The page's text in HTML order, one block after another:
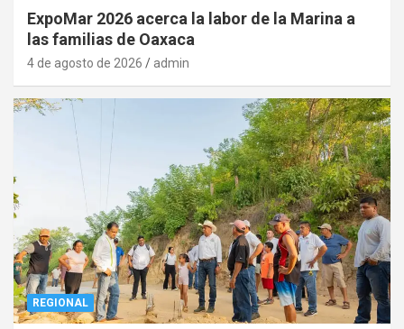
ExpoMar 2026 acerca la labor de la Marina a
las familias de Oaxaca
4 de agosto de 2026 admin
REGIONAL